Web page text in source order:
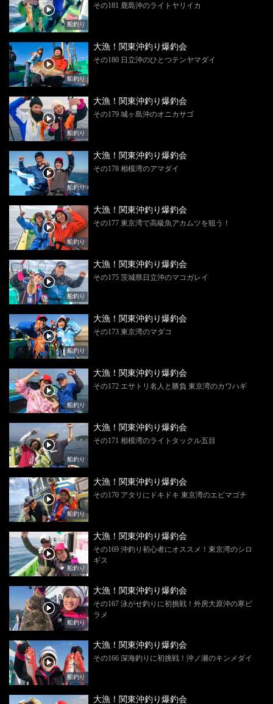
船釣り
その181 鹿島沖のライトヤリイカ
船釣り
大漁！関東沖釣り爆釣会
その180 日立沖のひとつテンヤマダイ
船釣り
大漁！関東沖釣り爆釣会
その179 城ヶ島沖のオニカサゴ
船釣り
大漁！関東沖釣り爆釣会
その178 相模湾のアマダイ
船釣り
大漁！関東沖釣り爆釣会
その177 東京湾で高級魚アカムツを狙う！
船釣り
大漁！関東沖釣り爆釣会
その175 茨城県日立沖のマコガレイ
船釣り
大漁！関東沖釣り爆釣会
その173 東京湾のマダコ
船釣り
大漁！関東沖釣り爆釣会
その172 エサトリ名人と勝負 東京湾のカワハギ
船釣り
大漁！関東沖釣り爆釣会
その171 相模湾のライトタックル五目
船釣り
大漁！関東沖釣り爆釣会
その170 アタリにドキドキ 東京湾のエビマゴチ
船釣り
大漁！関東沖釣り爆釣会
その169 沖釣り初心者にオススメ！東京湾のシロ
ギス
船釣り
大漁！関東沖釣り爆釣会
その167 泳がせ釣りに初挑戦！外房大原沖の寒ビ
ラメ
船釣り
大漁！関東沖釣り爆釣会
その166 深海釣りに初挑戦！沖ノ瀬のキンメダイ
大漁！関東沖釣り爆釣会